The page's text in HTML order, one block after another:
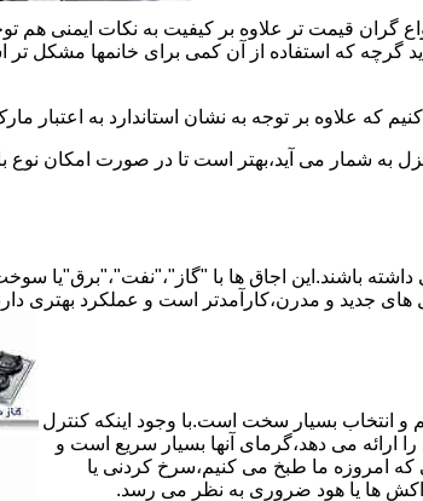
گران قیمت تر علاوه بر کیفیت به نکات ایمنی هم
که استفاده از آن کمی برای خانمها مشکل تر
که علاوه بر توجه به نشان استاندارد به اعتبار
به شمار می آید،بهتر است تا در صورت امکان
باشند.این اجاق ها با "گاز"،"نفت"،"برق"یا
های جدید و مدرن،کارآمدتر است و عملکرد بهتری
انتخاب بسیار سخت است.با وجود اینکه کنترل
ارائه می دهد،گرمای آنها بسیار سریع است و
که امروزه ما طبخ می کنیم،سرخ کردنی یا
ها یا هود ضروری به نظر می رسد.